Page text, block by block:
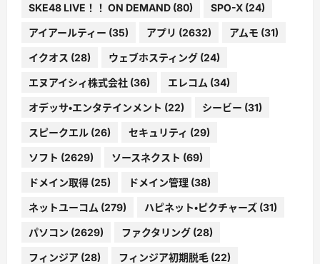
SKE48 LIVE！！ ON DEMAND (80) SPO-X (24)
アイアールティー (35) アプリ (2632) アムモ (31)
イクオス (28) ウェブホスティング (24)
エヌアイシィ株式会社 (36) エレコム (34)
オデッサ・エンタテインメント (22) シービー (31)
スピークエル (26) セキュリティ (29)
ソフト (2629) ソースネクスト (69)
ドメイン取得 (25) ドメイン管理 (38)
ネットユーコム (279) ハピネット・ピクチャーズ (31)
パソコン (2629) ファクタリング (28)
フィンジア (28) フィンジア初期脱毛 (22)